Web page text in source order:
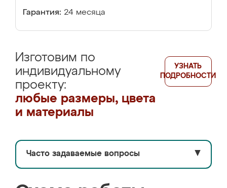
Гарантия: 24 месяца
Изготовим по
индивидуальному
проекту:
любые размеры, цвета
и материалы
УЗНАТЬ
ПОДРОБНОСТИ
Часто задаваемые вопросы ▼